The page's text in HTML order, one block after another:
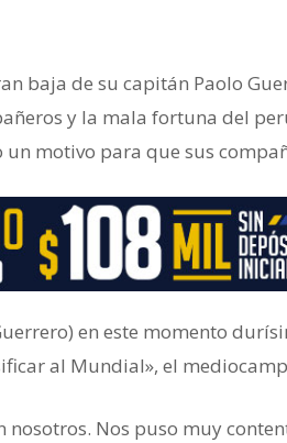
baja de su capitán Paolo
y la mala fortuna del
motivo para que sus
en este momento
al Mundial», el
nosotros. Nos puso muy